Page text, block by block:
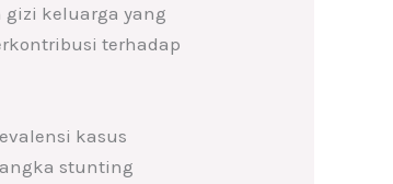
gizi keluarga yang
terhadap
kasus
stunting